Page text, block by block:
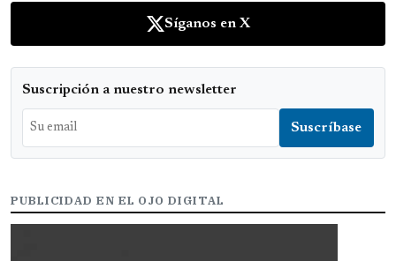
Síganos en X
Suscripción a nuestro newsletter
PUBLICIDAD EN EL OJO DIGITAL